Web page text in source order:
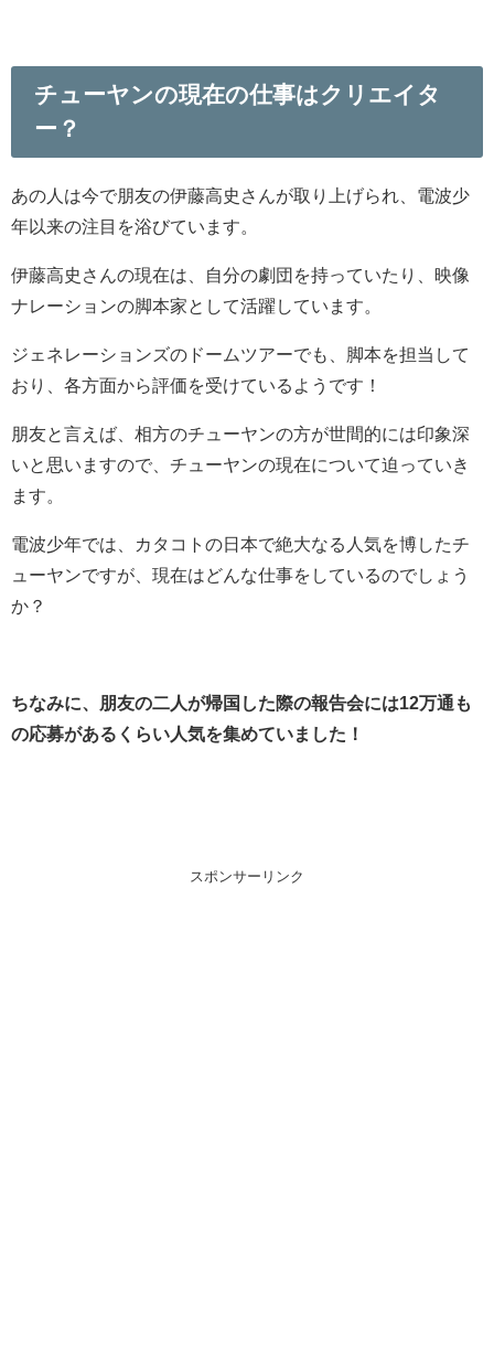
チューヤンの現在の仕事はクリエイタ
ー？
あの人は今で朋友の伊藤高史さんが取り上げられ、電波少
年以来の注目を浴びています。
伊藤高史さんの現在は、自分の劇団を持っていたり、映像
ナレーションの脚本家として活躍しています。
ジェネレーションズのドームツアーでも、脚本を担当して
おり、各方面から評価を受けているようです！
朋友と言えば、相方のチューヤンの方が世間的には印象深
いと思いますので、チューヤンの現在について迫っていき
ます。
電波少年では、カタコトの日本で絶大なる人気を博したチ
ューヤンですが、現在はどんな仕事をしているのでしょう
か？
ちなみに、朋友の二人が帰国した際の報告会には12万通も
の応募があるくらい人気を集めていました！
スポンサーリンク